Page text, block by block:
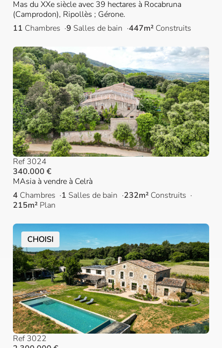
Mas du XXe siècle avec 39 hectares à Rocabruna
(Camprodon), Ripollès ; Gérone.
11 Chambres 9 Salles de bain 447m² Construits
Ref 3024
340.000 €
MAsia à vendre à Celrà
4 Chambres 1 Salles de bain 232m² Construits
215m² Plan
CHOISI
Ref 3022